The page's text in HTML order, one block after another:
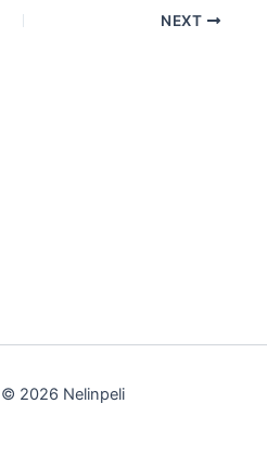
NEXT
2026 Nelinpeli